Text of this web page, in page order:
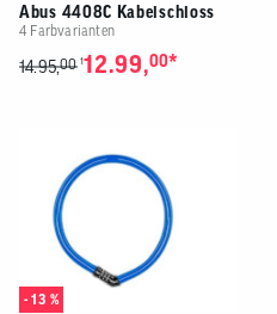
Abus 4408C Kabelschloss
4 Farbvarianten
14.95,00 112.99,00*
- 13 %